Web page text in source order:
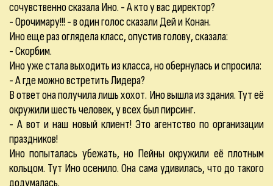
сочувственно сказала Ино. - А кто у вас директор?
- Орочимару!!! - в один голос сказали Дей и Конан.
Ино еще раз оглядела класс, опустив голову, сказала:
- Скорбим.
Ино уже стала выходить из класса, но обернулась и спросила:
- А где можно встретить Лидера?
В ответ она получила лишь хохот. Ино вышла из здания. Тут её
окружили шесть человек, у всех был пирсинг.
- А вот и наш новый клиент! Это агентство по организации
праздников!
Ино попыталась убежать, но Пейны окружили её плотным
кольцом. Тут Ино осенило. Она сама удивилась, что до такого
додумалась.